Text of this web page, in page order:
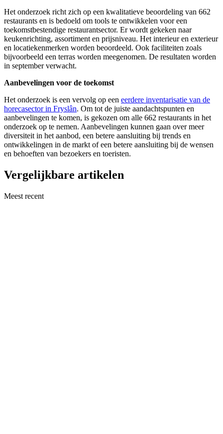
Het onderzoek richt zich op een kwalitatieve beoordeling van 662
restaurants en is bedoeld om tools te ontwikkelen voor een
toekomstbestendige restaurantsector. Er wordt gekeken naar
keukenrichting, assortiment en prijsniveau. Het interieur en exterieur
en locatiekenmerken worden beoordeeld. Ook faciliteiten zoals
bijvoorbeeld een terras worden meegenomen. De resultaten worden
in september verwacht.
Aanbevelingen voor de toekomst
Het onderzoek is een vervolg op een eerdere inventarisatie van de
horecasector in Fryslân. Om tot de juiste aandachtspunten en
aanbevelingen te komen, is gekozen om alle 662 restaurants in het
onderzoek op te nemen. Aanbevelingen kunnen gaan over meer
diversiteit in het aanbod, een betere aansluiting bij trends en
ontwikkelingen in de markt of een betere aansluiting bij de wensen
en behoeften van bezoekers en toeristen.
Vergelijkbare artikelen
Meest recent